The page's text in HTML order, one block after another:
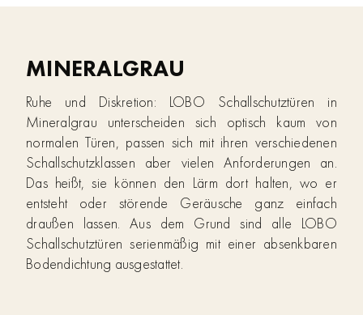
MINERALGRAU
Ruhe und Diskretion: LOBO Schallschutztüren in
Mineralgrau unterscheiden sich optisch kaum von
normalen Türen, passen sich mit ihren verschiedenen
Schallschutzklassen aber vielen Anforderungen an.
Das heißt, sie können den Lärm dort halten, wo er
entsteht oder störende Geräusche ganz einfach
draußen lassen. Aus dem Grund sind alle LOBO
Schallschutztüren serienmäßig mit einer absenkbaren
Bodendichtung ausgestattet.